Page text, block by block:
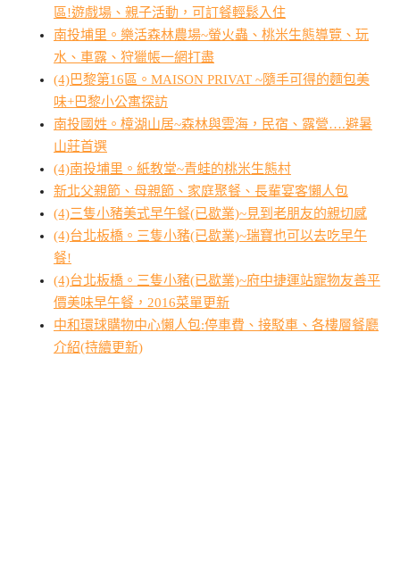
區!遊戲場、親子活動，可訂餐輕鬆入住
南投埔里。樂活森林農場~螢火蟲、桃米生態導覽、玩
水、車露、狩獵帳一網打盡
(4)巴黎第16區。MAISON PRIVAT ~隨手可得的麵包美
味+巴黎小公寓探訪
南投國姓。樟湖山居~森林與雲海，民宿、露營….避暑
山莊首選
(4)南投埔里。紙教堂~青蛙的桃米生態村
新北父親節、母親節、家庭聚餐、長輩宴客懶人包
(4)三隻小豬美式早午餐(已歇業)~見到老朋友的親切感
(4)台北板橋。三隻小豬(已歇業)~瑞寶也可以去吃早午
餐!
(4)台北板橋。三隻小豬(已歇業)~府中捷運站寵物友善平
價美味早午餐，2016菜單更新
中和環球購物中心懶人包:停車費、接駁車、各樓層餐廳
介紹(持續更新)